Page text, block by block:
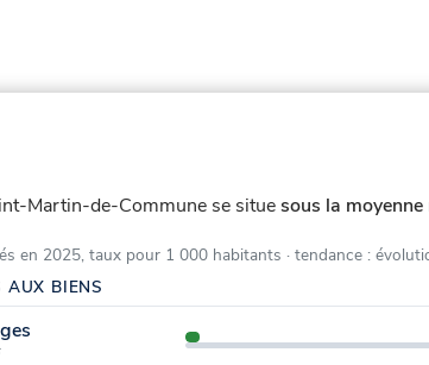
Martin-de-Commune se situesous la
en 2025, taux pour 1 000 habitants · tendance :
AUX BIENS